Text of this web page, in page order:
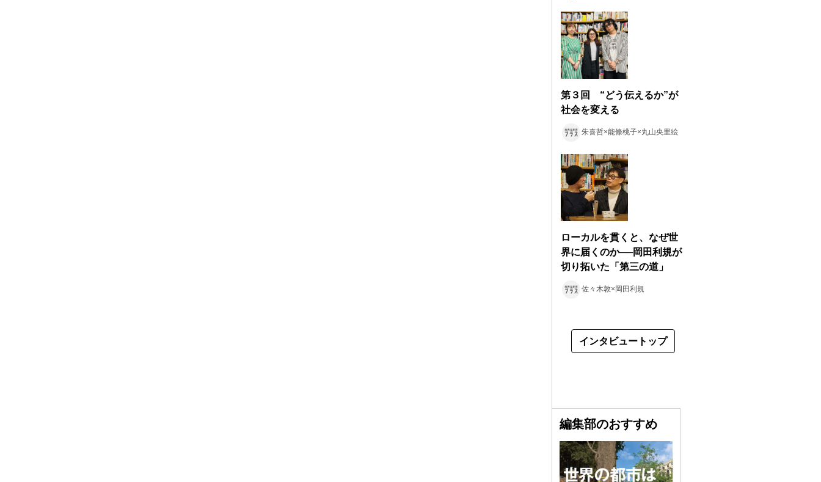
第３回 “どう伝えるか”が
社会を変える
朱喜哲×能條桃子×丸山央里絵
ローカルを貫くと、なぜ世
界に届くのか──岡田利規が
切り拓いた「第三の道」
佐々木敦×岡田利規
インタビュートップ
編集部のおすすめ